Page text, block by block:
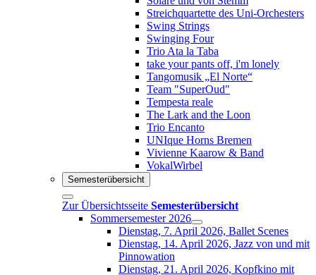
Streichquartette des Uni-Orchesters
Swing Strings
Swinging Four
Trio Ata la Taba
take your pants off, i'm lonely
Tangomusik „El Norte“
Team "SuperOud"
Tempesta reale
The Lark and the Loon
Trio Encanto
UNIque Horns Bremen
Vivienne Kaarow & Band
VokalWirbel
Semesterübersicht
Zur Übersichtsseite Semesterübersicht
Sommersemester 2026
Dienstag, 7. April 2026, Ballet Scenes
Dienstag, 14. April 2026, Jazz von und mit
Pinnowation
Dienstag, 21. April 2026, Kopfkino mit